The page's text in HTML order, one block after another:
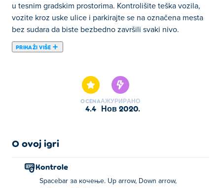
u tesnim gradskim prostorima. Kontrolišite teška vozila,
vozite kroz uske ulice i parkirajte se na označena mesta
bez sudara da biste bezbedno završili svaki nivo.
PRIKAŽI VIŠE
OCENA
4.4
АЖУРИРАНО
нов 2020.
O ovoj igri
Kontrole
Spacebar за кочење. Up arrow, Down arrow,